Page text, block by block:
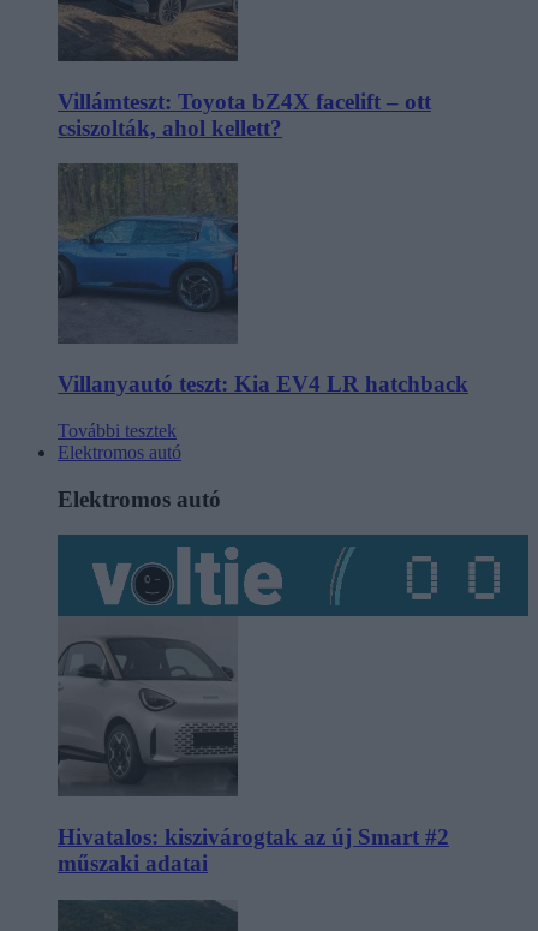
Villámteszt: Toyota bZ4X facelift – ott
csiszolták, ahol kellett?
Villanyautó teszt: Kia EV4 LR hatchback
További tesztek
Elektromos autó
Elektromos autó
Hivatalos: kiszivárogtak az új Smart #2
műszaki adatai